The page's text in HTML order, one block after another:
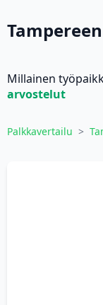
Millainen
arvostelut
Palkkavertailu >